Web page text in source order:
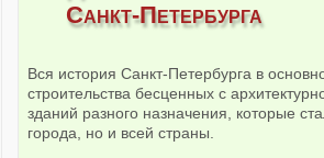
Санкт-Петербурга
Вся история Санкт-Петербурга в
строительства бесценных с
зданий разного назначения, которые
города, но и всей страны.